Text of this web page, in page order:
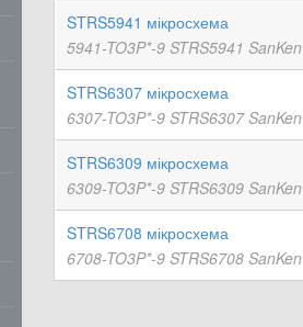
STRS5941 мікросхема
5941-TO3P*-9 STRS5941 SanKen
STRS6307 мікросхема
6307-TO3P*-9 STRS6307 SanKen
STRS6309 мікросхема
6309-TO3P*-9 STRS6309 SanKen
STRS6708 мікросхема
6708-TO3P*-9 STRS6708 SanKen